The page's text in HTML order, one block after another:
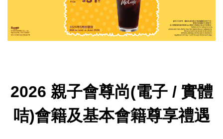
2026 親子會尊尚(電子 / 實體
咭)會籍及基本會籍尊享禮遇